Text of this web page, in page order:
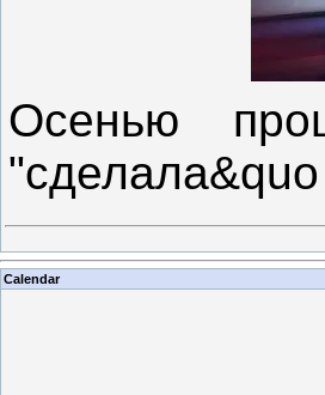
Осенью
"сделала&quo
Calendar